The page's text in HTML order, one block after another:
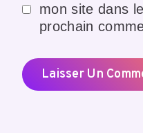
mon site dans
prochain